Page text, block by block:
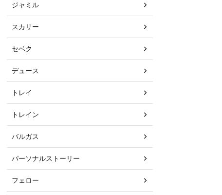
ジャミル
スカリー
セベク
デュース
トレイ
トレイン
バルガス
パーソナルストーリー
フェロー